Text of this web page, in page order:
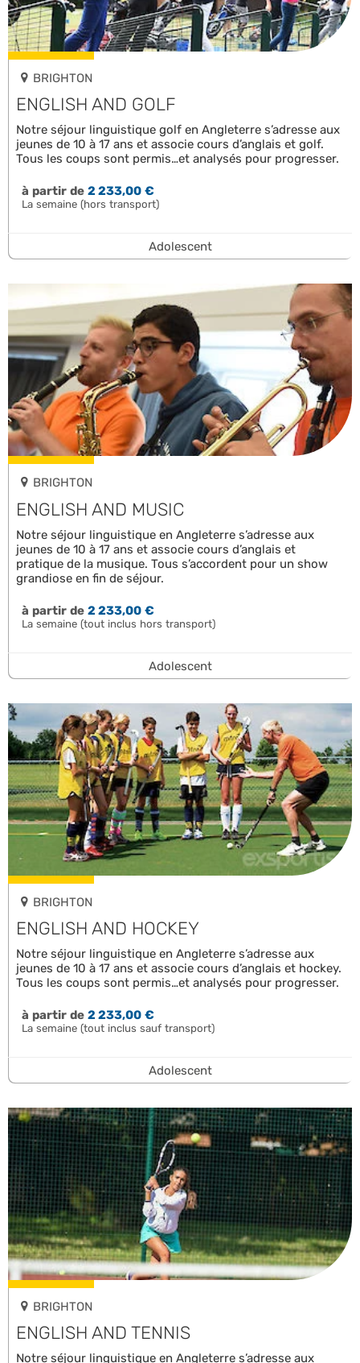
BRIGHTON
ENGLISH AND GOLF
Notre séjour linguistique golf en Angleterre s’adresse aux
jeunes de 10 à 17 ans et associe cours d’anglais et golf.
Tous les coups sont permis…et analysés pour progresser.
à partir de2 233,00 €
La semaine (hors transport)
Adolescent
BRIGHTON
ENGLISH AND MUSIC
Notre séjour linguistique en Angleterre s’adresse aux
jeunes de 10 à 17 ans et associe cours d’anglais et
pratique de la musique. Tous s’accordent pour un show
grandiose en fin de séjour.
à partir de2 233,00 €
La semaine (tout inclus hors transport)
Adolescent
BRIGHTON
ENGLISH AND HOCKEY
Notre séjour linguistique en Angleterre s’adresse aux
jeunes de 10 à 17 ans et associe cours d’anglais et hockey.
Tous les coups sont permis…et analysés pour progresser.
à partir de2 233,00 €
La semaine (tout inclus sauf transport)
Adolescent
BRIGHTON
ENGLISH AND TENNIS
Notre séjour linguistique en Angleterre s’adresse aux